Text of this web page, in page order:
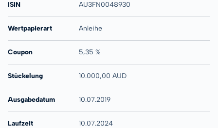
ISIN AU3FN0048930
Wertpapierart Anleihe
Coupon 5,35 %
Stückelung 10.000,00 AUD
Ausgabedatum 10.07.2019
Laufzeit 10.07.2024